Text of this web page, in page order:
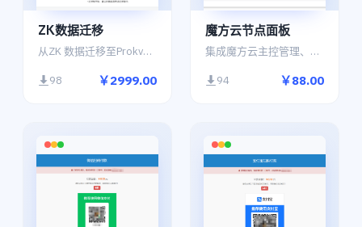
ZK数据迁移
从ZK 数据迁移至Prokvm.支持会员、余额、实名、云主机、虚拟主机、域名数据处理
98 ￥2999.00
魔方云节点面板
集成魔方云主控管理、导入功能，持续更新！
94 ￥88.00